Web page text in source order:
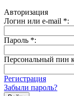
Авторизация
Логин или e-mail *:
Пароль *:
Персональный пин
Регистрация
Забыли пароль?